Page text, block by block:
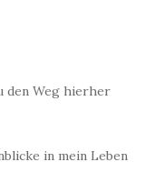
den Weg hierher
in mein Leben